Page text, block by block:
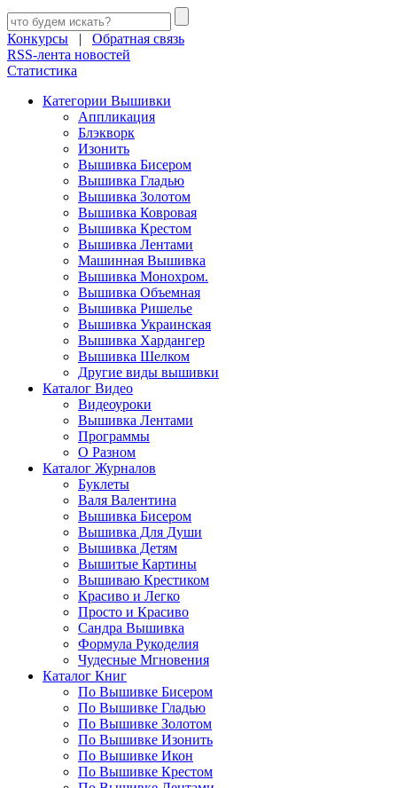
Конкурсы | Обратная связь
RSS-лента новостей
Статистика
Категории Вышивки
Аппликация
Блэкворк
Изонить
Вышивка Бисером
Вышивка Гладью
Вышивка Золотом
Вышивка Ковровая
Вышивка Крестом
Вышивка Лентами
Машинная Вышивка
Вышивка Монохром.
Вышивка Объемная
Вышивка Ришелье
Вышивка Украинская
Вышивка Хардангер
Вышивка Шелком
Другие виды вышивки
Каталог Видео
Видеоуроки
Вышивка Лентами
Программы
О Разном
Каталог Журналов
Буклеты
Валя Валентина
Вышивка Бисером
Вышивка Для Души
Вышивка Детям
Вышитые Картины
Вышиваю Крестиком
Красиво и Легко
Просто и Красиво
Сандра Вышивка
Формула Рукоделия
Чудесные Мгновения
Каталог Книг
По Вышивке Бисером
По Вышивке Гладью
По Вышивке Золотом
По Вышивке Изонить
По Вышивке Икон
По Вышивке Крестом